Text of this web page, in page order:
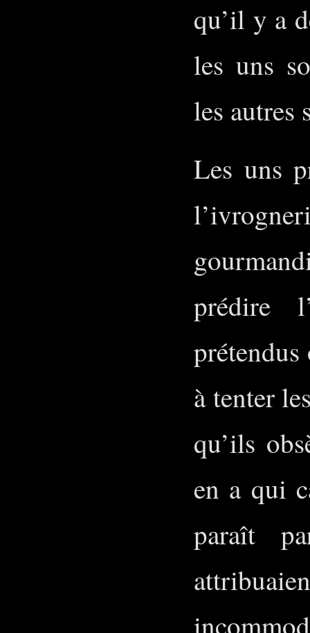
qu’il y a
les uns
les autres
Les uns
prédire
à tenter
qu’ils
en a qui
paraît